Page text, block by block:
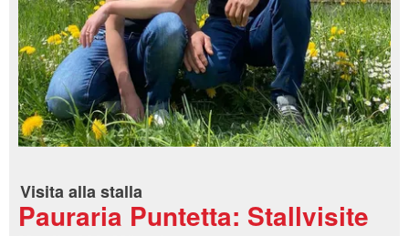
Visita alla stalla
Pauraria Puntetta: Stallvisite